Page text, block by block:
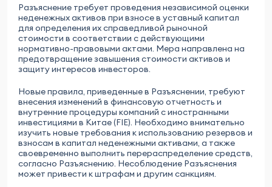
Разъяснение требует проведения независимой оценки
неденежных активов при взносе в уставный капитал
для определения их справедливой рыночной
стоимости в соответствии с действующими
нормативно-правовыми актами. Мера направлена на
предотвращение завышения стоимости активов и
защиту интересов инвесторов.
Новые правила, приведенные в Разъяснении, требуют
внесения изменений в финансовую отчетность и
внутренние процедуры компаний с иностранными
инвестициями в Китае (FIE). Необходимо внимательно
изучить новые требования к использованию резервов и
взносам в капитал неденежными активами, а также
своевременно выполнить перераспределение средств,
согласно Разъяснению. Несоблюдение Разъяснения
может привести к штрафам и другим санкциям.